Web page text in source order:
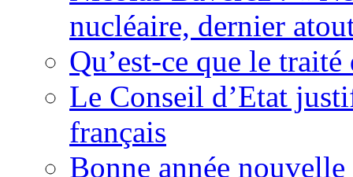
nucléaire, dernier
Qu’est-ce que le traité
Le Conseil d’Etat
français
Bonne année nouvelle